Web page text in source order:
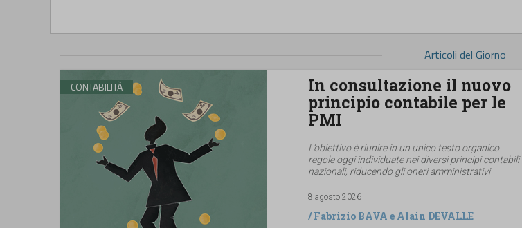
Articoli del Giorno
CONTABILITÀ
In consultazione il nuovo
principio contabile per le
PMI
L’obiettivo è riunire in un unico testo organico
regole oggi individuate nei diversi principi contabili
nazionali, riducendo gli oneri amministrativi
8 agosto 2026
/Fabrizio BAVA e Alain DEVALLE